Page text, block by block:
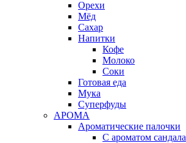
Орехи
Мёд
Сахар
Напитки
Кофе
Молоко
Соки
Готовая еда
Мука
Суперфуды
АРОМА
Ароматические палочки
С ароматом сандала